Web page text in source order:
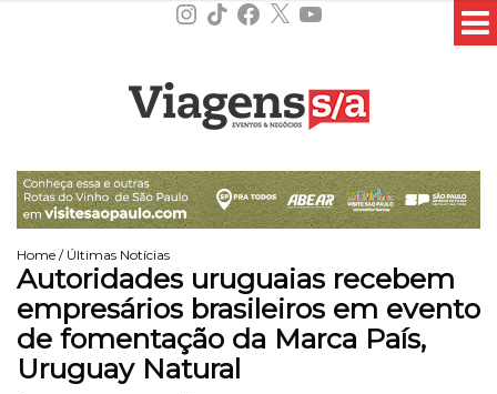
Instagram
TikTokFacebook
X YouTube
Home / Últimas Notícias
Autoridades uruguaias recebem
empresários brasileiros em evento
de fomentação da Marca País,
Uruguay Natural